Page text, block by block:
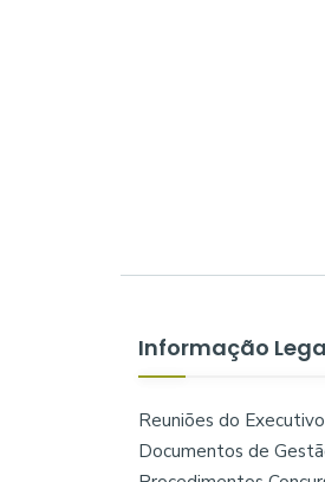
Informação
Reuniões do Executivo
Documentos de